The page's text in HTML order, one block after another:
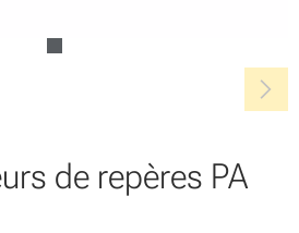
chevron_right
de repères PA